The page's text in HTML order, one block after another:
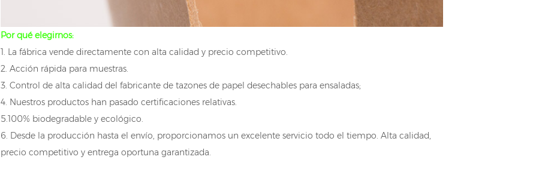
Por qué elegirnos:
1. La fábrica vende directamente con alta calidad y precio competitivo.
2. Acción rápida para muestras.
3. Control de alta calidad del fabricante de tazones de papel desechables para ensaladas;
4. Nuestros productos han pasado certificaciones relativas.
5.100% biodegradable y ecológico.
6. Desde la producción hasta el envío, proporcionamos un excelente servicio todo el tiempo. Alta calidad,
precio competitivo y entrega oportuna garantizada.